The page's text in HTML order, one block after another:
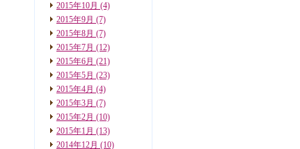
2015年10月 (4)
2015年9月 (7)
2015年8月 (7)
2015年7月 (12)
2015年6月 (21)
2015年5月 (23)
2015年4月 (4)
2015年3月 (7)
2015年2月 (10)
2015年1月 (13)
2014年12月 (10)